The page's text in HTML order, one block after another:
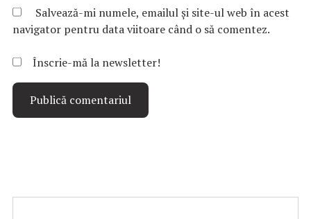
Salvează-mi numele, emailul și site-ul web în acest
navigator pentru data viitoare când o să comentez.
Înscrie-mă la newsletter!